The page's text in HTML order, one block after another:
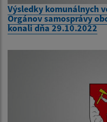
Výsledky komunálnych
Orgánov samosprávy
konali dňa 29.10.2022